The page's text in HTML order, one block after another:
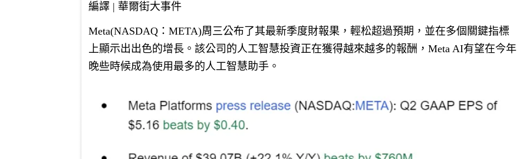
編譯 | 華爾街大事件
Meta(NASDAQ：META)周三公布了其最新季度財報果，輕松超過預期，並在多個關鍵指標
上顯示出出色的增長。該公司的人工智慧投資正在獲得越來越多的報酬，Meta AI有望在今年
晚些時候成為使用最多的人工智慧助手。